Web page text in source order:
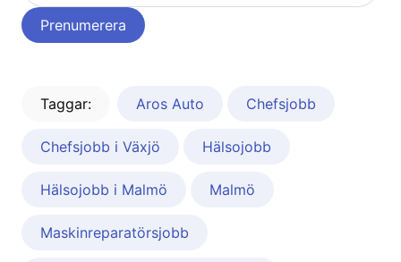
Taggar: Aros Auto Chefsjobb
Chefsjobb i Växjö Hälsojobb
Hälsojobb i Malmö Malmö
Maskinreparatörsjobb